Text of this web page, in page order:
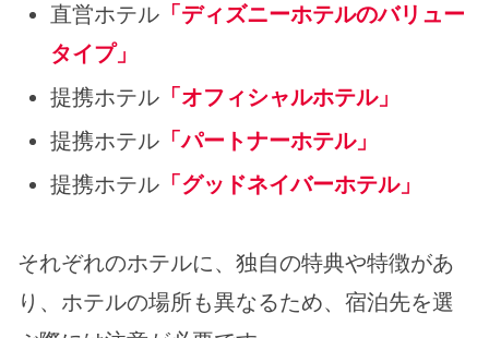
直営ホテル 「ディズニーホテルのバリュー
タイプ」
提携ホテル 「オフィシャルホテル」
提携ホテル 「パートナーホテル」
提携ホテル 「グッドネイバーホテル」
それぞれのホテルに、独自の特典や特徴があ
り、ホテルの場所も異なるため、宿泊先を選